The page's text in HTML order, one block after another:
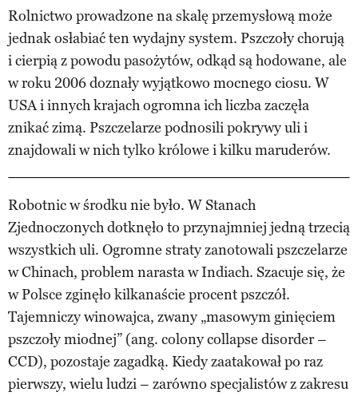
Rolnictwo prowadzone na skalę przemysłową może
jednak osłabiać ten wydajny system. Pszczoły chorują
i cierpią z powodu pasożytów, odkąd są hodowane, ale
w roku 2006 doznały wyjątkowo mocnego ciosu. W
USA i innych krajach ogromna ich liczba zaczęła
znikać zimą. Pszczelarze podnosili pokrywy uli i
znajdowali w nich tylko królowe i kilku maruderów.
Robotnic w środku nie było. W Stanach
Zjednoczonych dotknęło to przynajmniej jedną trzecią
wszystkich uli. Ogromne straty zanotowali pszczelarze
w Chinach, problem narasta w Indiach. Szacuje się, że
w Polsce zginęło kilkanaście procent pszczół.
Tajemniczy winowajca, zwany „masowym ginięciem
pszczoły miodnej” (ang. colony collapse disorder –
CCD), pozostaje zagadką. Kiedy zaatakował po raz
pierwszy, wielu ludzi – zarówno specjalistów z zakresu